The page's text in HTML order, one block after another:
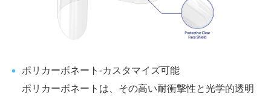
ポリカーボネート-カスタマイズ可能
ポリカーボネートは、その高い耐衝撃性と光学的透明